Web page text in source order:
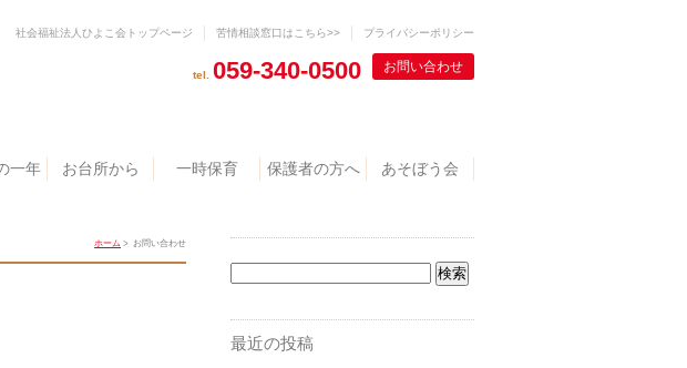
社会福祉法人ひよこ会トップページ
苦情相談窓口はこちら>> プライバシーポリシー
tel. 059‐340-0500 お問い合わせ
一年 お台所から 一時保育 保護者の方へ あそぼう会
ホーム > お問い合わせ
最近の投稿